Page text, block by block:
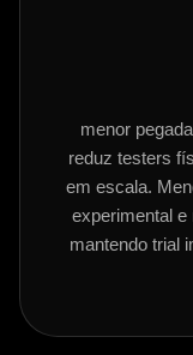
menor
reduz testers
em escala.
experimental
mantendo trial